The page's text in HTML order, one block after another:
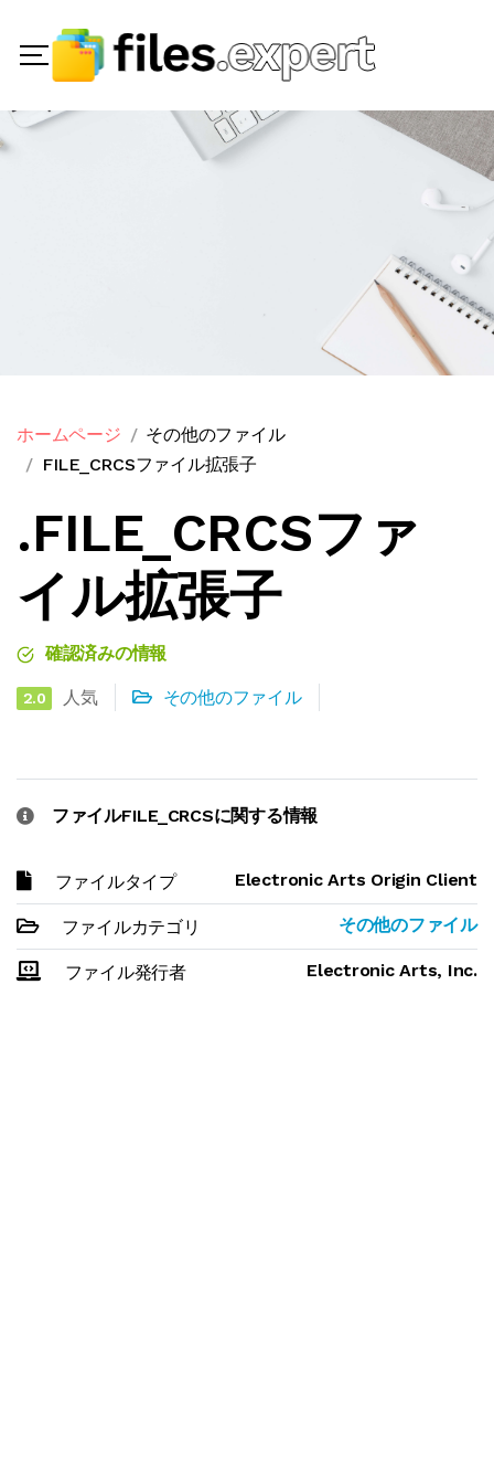
ホームページ
その他のファイル
FILE_CRCSファイル拡張子
.FILE_CRCSファ
イル拡張子
確認済みの情報
2.0 人気 その他のファイル
ファイルFILE_CRCSに関する情報
ファイルタイプ Electronic Arts Origin Client
ファイルカテゴリ その他のファイル
ファイル発行者 Electronic Arts, Inc.